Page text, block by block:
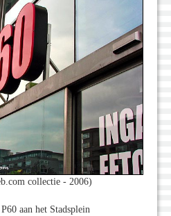
collectie - 2006)
aan het Stadsplein